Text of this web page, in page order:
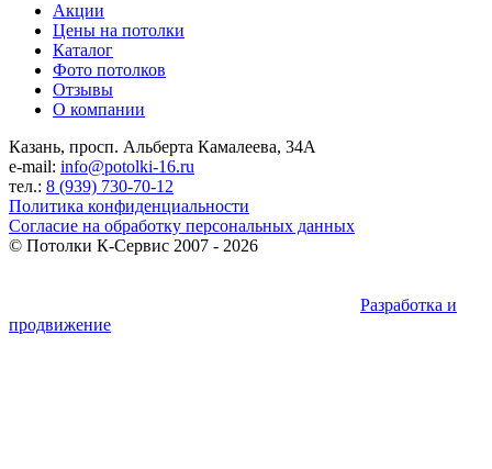
Акции
Цены на потолки
Каталог
Фото потолков
Отзывы
О компании
Казань, просп. Альберта Камалеева, 34А
e-mail: info@potolki-16.ru
тел.: 8 (939) 730-70-12
Политика конфиденциальности
Согласие на обработку персональных данных
© Потолки К-Сервис 2007 - 2026
Разработка и
продвижение